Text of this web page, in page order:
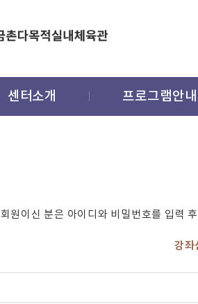
센터소개 프로그램안내
회원이신 분은 아이디와 비밀번호를 입력
강좌